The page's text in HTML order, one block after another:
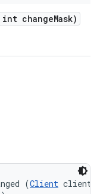
int changeMask)
(Client